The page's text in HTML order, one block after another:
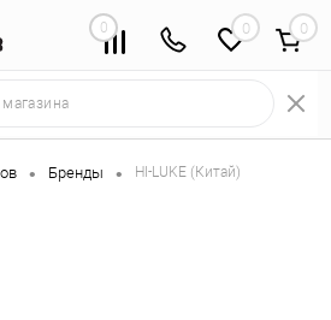
0 0
• Бренды • HI-LUKE (Китай)